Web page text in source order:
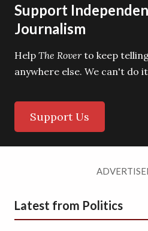
Support
Journalism
Help The Roverto keep
anywhere else. We can't do
Support Us
Latest from Politics